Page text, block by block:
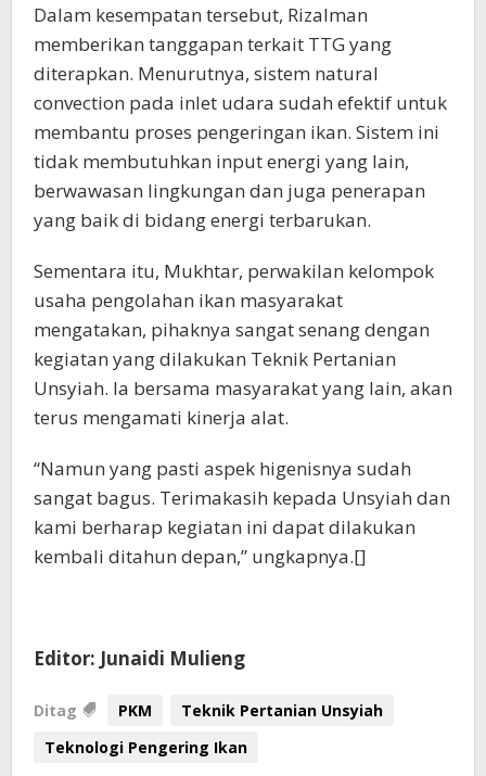
Dalam kesempatan tersebut, Rizalman
memberikan tanggapan terkait TTG yang
diterapkan. Menurutnya, sistem natural
convection pada inlet udara sudah efektif untuk
membantu proses pengeringan ikan. Sistem ini
tidak membutuhkan input energi yang lain,
berwawasan lingkungan dan juga penerapan
yang baik di bidang energi terbarukan.
Sementara itu, Mukhtar, perwakilan kelompok
usaha pengolahan ikan masyarakat
mengatakan, pihaknya sangat senang dengan
kegiatan yang dilakukan Teknik Pertanian
Unsyiah. Ia bersama masyarakat yang lain, akan
terus mengamati kinerja alat.
“Namun yang pasti aspek higenisnya sudah
sangat bagus. Terimakasih kepada Unsyiah dan
kami berharap kegiatan ini dapat dilakukan
kembali ditahun depan,” ungkapnya.[]
Editor: Junaidi Mulieng
Ditag PKM
Teknik Pertanian Unsyiah
Teknologi Pengering Ikan